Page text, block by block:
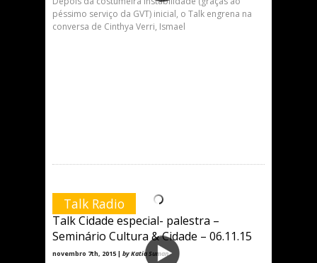
péssimo serviço da GVT) inicial, o Talk engrena na
conversa de Cinthya Verri, Ismael
Talk Radio
Talk Cidade especial- palestra –
Seminário Cultura & Cidade – 06.11.15
novembro 7th, 2015 | by Katia Suman